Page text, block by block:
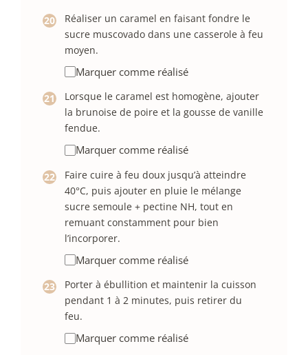
Réaliser un caramel en faisant fondre le
sucre muscovado dans une casserole à feu
moyen.
Marquer comme réalisé
Lorsque le caramel est homogène, ajouter
la brunoise de poire et la gousse de vanille
fendue.
Marquer comme réalisé
Faire cuire à feu doux jusqu’à atteindre
40°C, puis ajouter en pluie le mélange
sucre semoule + pectine NH, tout en
remuant constamment pour bien
l’incorporer.
Marquer comme réalisé
Porter à ébullition et maintenir la cuisson
pendant 1 à 2 minutes, puis retirer du
feu.
Marquer comme réalisé